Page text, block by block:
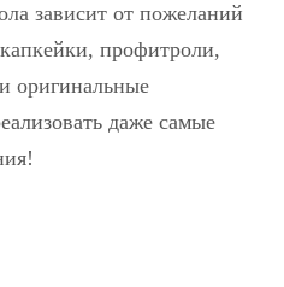
зависит от пожеланий
профитроли,
оригинальные
даже самые